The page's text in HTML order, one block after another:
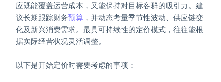
应既能覆盖运营成本，又能保持对目标客群的吸引力。建
议长期跟踪财务预算，并动态考量季节性波动、供应链变
化及新兴消费需求。最具可持续性的定价模式，往往能根
据实际经营状况灵活调整。
以下是开始定价时需要考虑的事项：